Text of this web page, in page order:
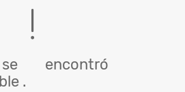
encontró
.